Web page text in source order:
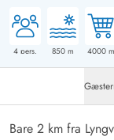
4 pers. 850 m 4000m
Bare 2 km fra